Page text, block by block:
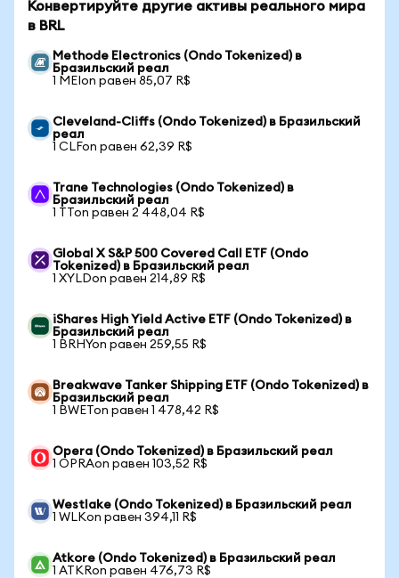
Конвертируйте другие активы реального мира
в BRL
Methode Electronics (Ondo Tokenized) в
Бразильский реал
1 MEIon равен 85,07 R$
Cleveland-Cliffs (Ondo Tokenized) в Бразильский
реал
1 CLFon равен 62,39 R$
Trane Technologies (Ondo Tokenized) в
Бразильский реал
1 TTon равен 2 448,04 R$
Global X S&P 500 Covered Call ETF (Ondo
Tokenized) в Бразильский реал
1 XYLDon равен 214,89 R$
iShares High Yield Active ETF (Ondo Tokenized) в
Бразильский реал
1 BRHYon равен 259,55 R$
Breakwave Tanker Shipping ETF (Ondo Tokenized) в
Бразильский реал
1 BWETon равен 1 478,42 R$
Opera (Ondo Tokenized) в Бразильский реал
1 OPRAon равен 103,52 R$
Westlake (Ondo Tokenized) в Бразильский реал
1 WLKon равен 394,11 R$
Atkore (Ondo Tokenized) в Бразильский реал
1 ATKRon равен 476,73 R$